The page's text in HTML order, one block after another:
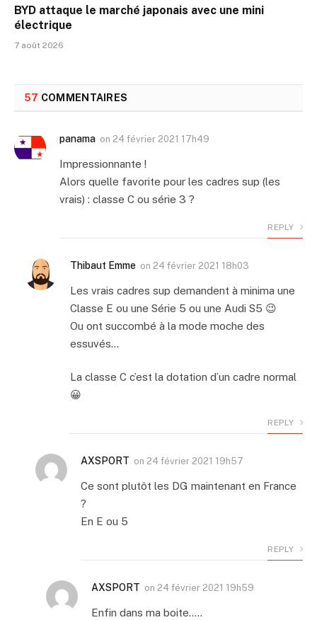
BYD attaque le marché japonais avec une mini
électrique
7 août 2026
57 COMMENTAIRES
panama on 24 février 2021 17h49
Impressionnante !
Alors quelle favorite pour les cadres sup (les
vrais) : classe C ou série 3 ?
REPLY
Thibaut Emme on 24 février 2021 18h03
Les vrais cadres sup demandent à minima une
Classe E ou une Série 5 ou une Audi S5 😉
Ou ont succombé à la mode moche des
essuvés…
La classe C c’est la dotation d’un cadre normal
😀
REPLY
AXSPORT on 24 février 2021 19h57
Ce sont plutôt les DG maintenant en France
?
En E ou 5
REPLY
AXSPORT on 24 février 2021 19h59
Enfin dans ma boite…..